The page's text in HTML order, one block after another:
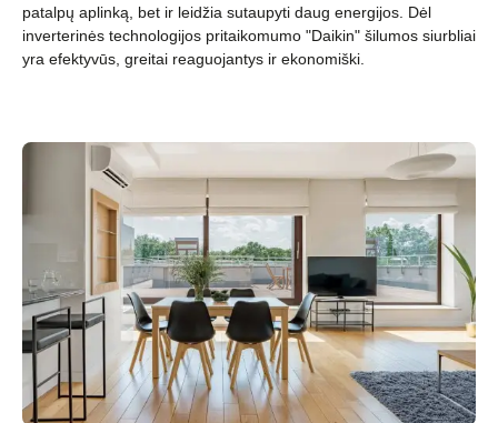
patalpų aplinką, bet ir leidžia sutaupyti daug energijos. Dėl
inverterinės technologijos pritaikomumo "Daikin" šilumos siurbliai
yra efektyvūs, greitai reaguojantys ir ekonomiški.